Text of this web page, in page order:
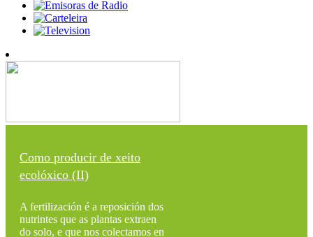
Como producir de xeito
ecolóxico (II)
A fertilización é a reposición dos
nutrintes que as plantas extraen
do solo, e que nos colectamos en